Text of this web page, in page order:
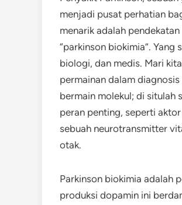
menjadi pusat perhatian
menarik adalah
“parkinson biokimia”.
biologi, dan medis. Mari
permainan dalam
bermain molekul; di situlah
peran penting, seperti
sebuah neurotransmitter
otak.
Parkinson biokimia adalah
produksi dopamin ini